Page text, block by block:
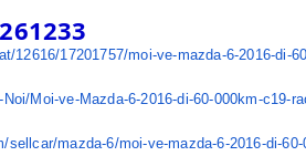
12616/17201757/moi-ve-mazda-6-2016-di-
Noi/Moi-ve-Mazda-6-2016-di-60-000km-c19-
sellcar/mazda-6/moi-ve-mazda-6-2016-di-